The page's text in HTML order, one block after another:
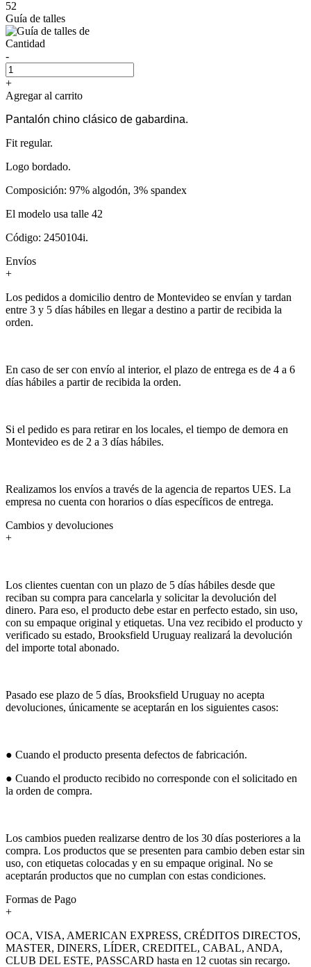
52
Guía de talles
Cantidad
-
+
Agregar al carrito
Pantalón chino clásico de gabardina.
Fit regular.
Logo bordado.
Composición: 97% algodón, 3% spandex
El modelo usa talle 42
Código: 2450104i.
Envíos
+
Los pedidos a domicilio dentro de Montevideo se envían y tardan
entre 3 y 5 días hábiles en llegar a destino a partir de recibida la
orden.
En caso de ser con envío al interior, el plazo de entrega es de 4 a 6
días hábiles a partir de recibida la orden.
Si el pedido es para retirar en los locales, el tiempo de demora en
Montevideo es de 2 a 3 días hábiles.
Realizamos los envíos a través de la agencia de repartos UES. La
empresa no cuenta con horarios o días específicos de entrega.
Cambios y devoluciones
+
Los clientes cuentan con un plazo de 5 días hábiles desde que
reciban su compra para cancelarla y solicitar la devolución del
dinero. Para eso, el producto debe estar en perfecto estado, sin uso,
con su empaque original y etiquetas. Una vez recibido el producto y
verificado su estado, Brooksfield Uruguay realizará la devolución
del importe total abonado.
Pasado ese plazo de 5 días, Brooksfield Uruguay no acepta
devoluciones, únicamente se aceptarán en los siguientes casos:
● Cuando el producto presenta defectos de fabricación.
● Cuando el producto recibido no corresponde con el solicitado en
la orden de compra.
Los cambios pueden realizarse dentro de los 30 días posteriores a la
compra. Los productos que se presenten para cambio deben estar sin
uso, con etiquetas colocadas y en su empaque original. No se
aceptarán productos que no cumplan con estas condiciones.
Formas de Pago
+
OCA, VISA, AMERICAN EXPRESS, CRÉDITOS DIRECTOS,
MASTER, DINERS, LÍDER, CREDITEL, CABAL, ANDA,
CLUB DEL ESTE, PASSCARD hasta en 12 cuotas sin recargo.